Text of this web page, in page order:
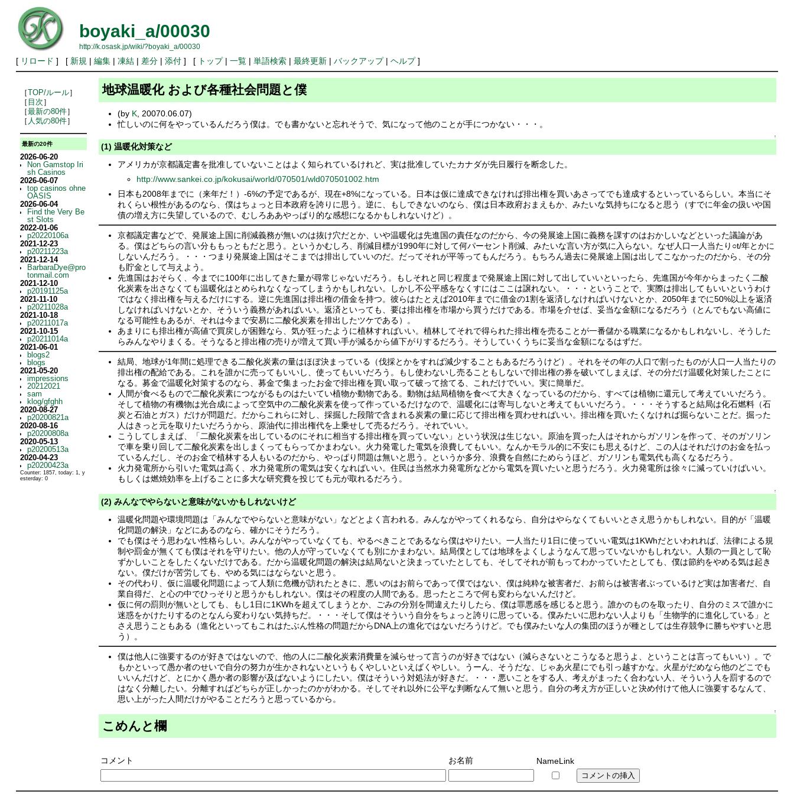
boyaki_a/00030
http://k.osask.jp/wiki/?boyaki_a/00030
[ リロード ] [ 新規 | 編集| 凍結| 差分| 添付] [ トップ| 一覧| 単語検索| 最終更新| バックアップ| ヘルプ]
［TOP/ルール］
［ 目次 ］
［最新の80件］
［ 人気の80件］
最新の20件
2026-06-20
Non Gamstop Iri
sh Casinos
2026-06-07
top casinos ohne
OASIS
2026-06-04
Find the Very Be
st Slots
2022-01-06
p20220106a
2021-12-23
p20211223a
2021-12-14
BarbaraDye@pro
tonmail.com
2021-12-10
p20191125a
2021-11-10
p20211028a
2021-10-18
p20211017a
2021-10-15
p20211014a
2021-06-01
blogs2
blogs
2021-05-20
impressions
20212021
sam
klog/gfghh
2020-08-27
p20200821a
2020-08-16
p20200808a
2020-05-13
p20200513a
2020-04-23
p20200423a
Counter: 1857, today: 1, y
esterday: 0
地球温暖化 および各種社会問題と僕
(by K, 20070.06.07)
忙しいのに何をやっているんだろう僕は。でも書かないと忘れそうで、気になって他のことが手につかない・・・。
↑
(1) 温暖化対策など
アメリカが京都議定書を批准していないことはよく知られているけれど、実は批准していたカナダが先日履行を断念した。
http://www.sankei.co.jp/kokusai/world/070501/wld070501002.htm
日本も2008年までに（来年だ！）-6%の予定であるが、現在+8%になっている。日本は仮に達成できなければ排出権を買いあさってでも達成するといっているらしい。本当にそ
れくらい根性があるのなら、僕はちょっと日本政府を誇りに思う。逆に、もしできないのなら、僕は日本政府おまえもか、みたいな気持ちになると思う（すでに年金の扱いや国
債の増え方に失望しているので、むしろああやっぱり的な感想になるかもしれないけど）。
京都議定書などで、発展途上国に削減義務が無いのは抜け穴だとか、いや温暖化は先進国の責任なのだから、今の発展途上国に義務を課すのはおかしいなどといった議論があ
る。僕はどちらの言い分ももっともだと思う。というかむしろ、削減目標が1990年に対して何パーセント削減、みたいな言い方が気に入らない。なぜ人口一人当たり○t/年とかに
しないんだろう。・・・つまり発展途上国はそこまでは排出していいのだ。だってそれが平等ってもんだろう。もちろん過去に発展途上国は出してこなかったのだから、その分
も貯金として与えよう。
先進国はおそらく、今までに100年に出してきた量が尋常じゃないだろう。もしそれと同じ程度まで発展途上国に対して出していいといったら、先進国が今年からまったく二酸
化炭素を出さなくても温暖化はとめられなくなってしまうかもしれない。しかし不公平感をなくすにはここは譲れない。・・・ということで、実際は排出してもいいというわけ
ではなく排出権を与えるだけにする。逆に先進国は排出権の借金を持つ。彼らはたとえば2010年までに借金の1割を返済しなければいけないとか、2050年までに50%以上を返済
しなければいけないとか、そういう義務があればいい。返済といっても、要は排出権を市場から買うだけである。市場を介せば、妥当な金額になるだろう（とんでもない高値に
なる可能性もあるが、それは今まで安易に二酸化炭素を排出したツケである）。
あまりにも排出権が高値で買戻しが困難なら、気が狂ったように植林すればいい。植林してそれで得られた排出権を売ることが一番儲かる職業になるかもしれないし、そうした
らみんなやりまくる。そうなると排出権の売りが増えて買い手が減るから値下がりするだろう。そうしていくうちに妥当な金額になるはずだ。
結局、地球が1年間に処理できる二酸化炭素の量はほぼ決まっている（伐採とかをすれば減少することもあるだろうけど）。それをその年の人口で割ったものが人口一人当たりの
排出権の配給である。これを誰かに売ってもいいし、使ってもいいだろう。もし使わないし売ることもしないで排出権の券を破いてしまえば、その分だけ温暖化対策したことに
なる。募金で温暖化対策するのなら、募金で集まったお金で排出権を買い取って破って捨てる、これだけでいい。実に簡単だ。
人間が食べるもので二酸化炭素につながるものはたいてい植物か動物である。動物は結局植物を食べて大きくなっているのだから、すべては植物に還元して考えていいだろう。
そして植物の有機物は光合成によって空気中の二酸化炭素を使って作っているだけなので、温暖化には寄与しないと考えてもいいだろう。・・・そうすると結局は化石燃料（石
炭と石油とガス）だけが問題だ。だからこれらに対し、採掘した段階で含まれる炭素の量に応じて排出権を買わせればいい。排出権を買いたくなければ掘らないことだ。掘った
人はきっと元を取りたいだろうから、原油代に排出権代を上乗せして売るだろう。それでいい。
こうしてしまえば、「二酸化炭素を出しているのにそれに相当する排出権を買っていない」という状況は生じない。原油を買った人はそれからガソリンを作って、そのガソリン
で車を乗り回して二酸化炭素を出しまくってもらってかまわない。火力発電した電気を浪費してもいい。なんかモラル的に不安にも思えるけど、この人はそれだけのお金を払っ
ているんだし、そのお金で植林する人もいるのだから、やっぱり問題は無いと思う。というか多分、浪費を自然にためらうほど、ガソリンも電気代も高くなるだろう。
火力発電所から引いた電気は高く、水力発電所の電気は安くなればいい。住民は当然水力発電所などから電気を買いたいと思うだろう。火力発電所は徐々に減っていけばいい。
もしくは燃焼効率を上げることに多大な研究費を投じても元が取れるだろう。
↑
(2) みんなでやらないと意味がないかもしれないけど
温暖化問題や環境問題は「みんなでやらないと意味がない」などとよく言われる。みんながやってくれるなら、自分はやらなくてもいいとさえ思うかもしれない。目的が「温暖
化問題の解決」などにあるのなら、確かにそうだろう。
でも僕はそう思わない性格らしい。みんながやっていなくても、やるべきことであるなら僕はやりたい。一人当たり1日に使っていい電気は1KWhだといわれれば、法律による規
制や罰金が無くても僕はそれを守りたい。他の人が守っていなくても別にかまわない。結局僕としては地球をよくしようなんて思っていないかもしれない。人類の一員として恥
ずかしいことをしたくないだけである。だから温暖化問題の解決は結局ないと決まっていたとしても、そしてそれが前もってわかっていたとしても、僕は節約をやめる気は起き
ない。僕だけが苦労しても、やめる気にはならないと思う。
その代わり、仮に温暖化問題によって人類に危機が訪れたときに、悪いのはお前らであって僕ではない、僕は純粋な被害者だ、お前らは被害者ぶっているけど実は加害者だ、自
業自得だ、と心の中でひっそりと思うかもしれない。僕はその程度の人間である。思ったところで何も変わらないんだけど。
仮に何の罰則が無いとしても、もし1日に1KWhを超えてしまうとか、ごみの分別を間違えたりしたら、僕は罪悪感を感じると思う。誰かのものを取ったり、自分のミスで誰かに
迷惑をかけたりするのとなんら変わりない気持ちだ。・・・そして僕はそういう自分をちょっと誇りに思っている。僕みたいに思わない人よりも「生物学的に進化している」と
さえ思うこともある（進化といってもこれはたぶん性格の問題だからDNA上の進化ではないだろうけど。でも僕みたいな人の集団のほうが種としては生存競争に勝ちやすいと思
う）。
僕は他人に強要するのが好きではないので、他の人に二酸化炭素消費量を減らせって言うのが好きではない（減らさないとこうなると思うよ、ということは言ってもいい）。で
もかといって愚か者のせいで自分の努力が生かされないというもくやしいといえばくやしい。うーん、そうだな、じゃあ火星にでも引っ越すかな。火星がだめなら他のどこでも
いいんだけど、とにかく愚か者の影響が及ばないようにしたい。僕はそういう対処法が好きだ。・・・悪いことをする人、考えがまったく合わない人、そういう人を罰するので
はなく分離したい。分離すればどちらが正しかったのかがわかる。そしてそれ以外に公平な判断なんて無いと思う。自分の考え方が正しいと決め付けて他人に強要するなんて、
思い上がった人間だけがやることだろうと思っているから。
↑
こめんと欄
コメント お名前 NameLink